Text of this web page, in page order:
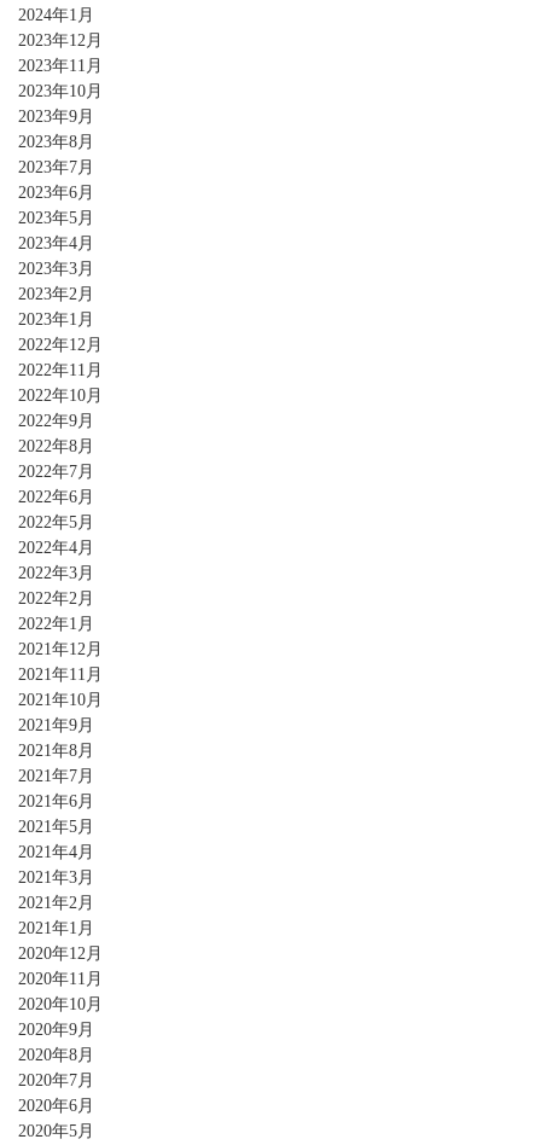
2024年1月
2023年12月
2023年11月
2023年10月
2023年9月
2023年8月
2023年7月
2023年6月
2023年5月
2023年4月
2023年3月
2023年2月
2023年1月
2022年12月
2022年11月
2022年10月
2022年9月
2022年8月
2022年7月
2022年6月
2022年5月
2022年4月
2022年3月
2022年2月
2022年1月
2021年12月
2021年11月
2021年10月
2021年9月
2021年8月
2021年7月
2021年6月
2021年5月
2021年4月
2021年3月
2021年2月
2021年1月
2020年12月
2020年11月
2020年10月
2020年9月
2020年8月
2020年7月
2020年6月
2020年5月